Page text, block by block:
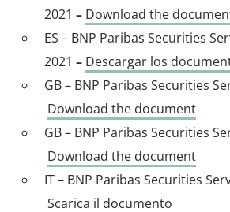
2021 – Download the
ES – BNP Paribas Securities
2021 – Descargar los
GB – BNP Paribas Securities
Download the document
GB – BNP Paribas Securities
Download the document
IT – BNP Paribas Securities
Scarica il documento